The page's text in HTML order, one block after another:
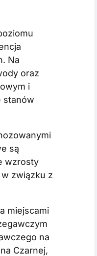
Na
oraz
i
stanów
są
wzrosty
związku z
miejscami
na
Czarnej,